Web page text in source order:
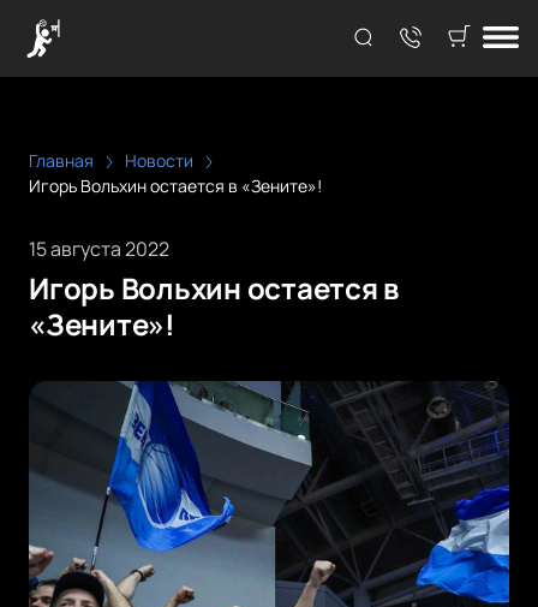
Главная
Новости
Игорь Вольхин остается в «Зените»!
15 августа 2022
Игорь Вольхин остается в
«Зените»!